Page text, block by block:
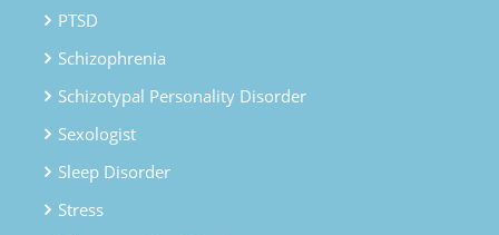
PTSD
Schizophrenia
Schizotypal Personality Disorder
Sexologist
Sleep Disorder
Stress